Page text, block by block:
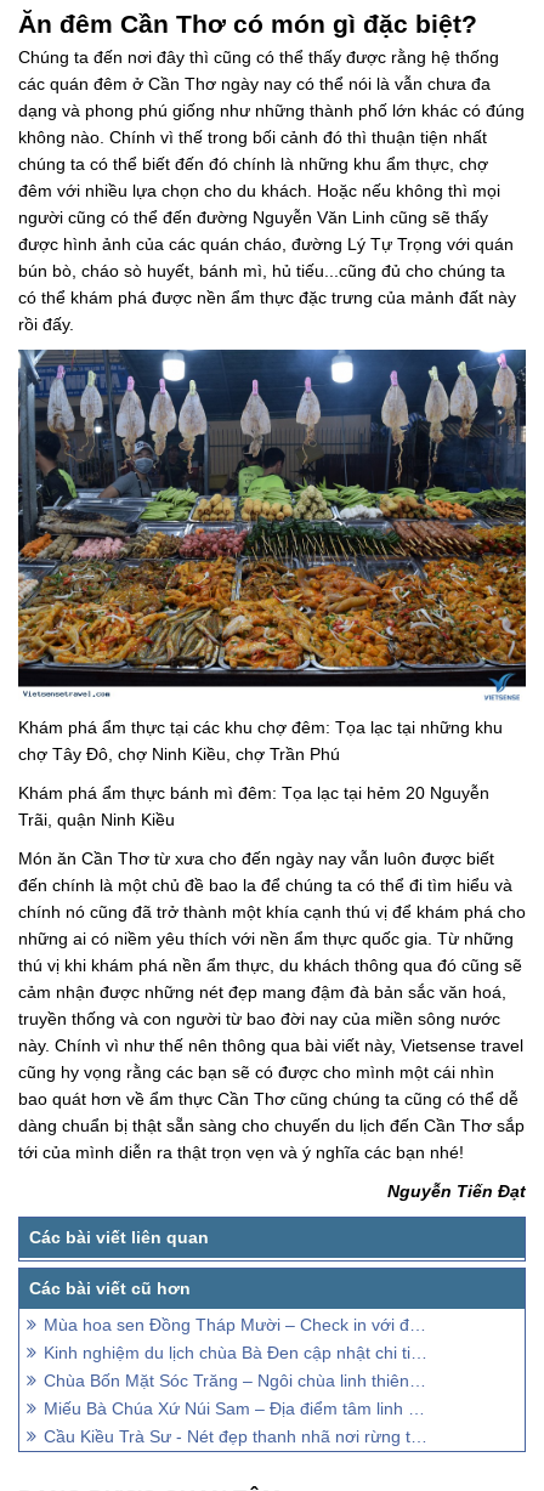
Ăn đêm Cần Thơ có món gì đặc biệt?
Chúng ta đến nơi đây thì cũng có thể thấy được rằng hệ thống
các quán đêm ở Cần Thơ ngày nay có thể nói là vẫn chưa đa
dạng và phong phú giống như những thành phố lớn khác có đúng
không nào. Chính vì thế trong bối cảnh đó thì thuận tiện nhất
chúng ta có thể biết đến đó chính là những khu ẩm thực, chợ
đêm với nhiều lựa chọn cho du khách. Hoặc nếu không thì mọi
người cũng có thể đến đường Nguyễn Văn Linh cũng sẽ thấy
được hình ảnh của các quán cháo, đường Lý Tự Trọng với quán
bún bò, cháo sò huyết, bánh mì, hủ tiếu...cũng đủ cho chúng ta
có thể khám phá được nền ẩm thực đặc trưng của mảnh đất này
rồi đấy.
Khám phá ẩm thực tại các khu chợ đêm: Tọa lạc tại những khu
chợ Tây Đô, chợ Ninh Kiều, chợ Trần Phú
Khám phá ẩm thực bánh mì đêm: Tọa lạc tại hẻm 20 Nguyễn
Trãi, quận Ninh Kiều
Món ăn Cần Thơ từ xưa cho đến ngày nay vẫn luôn được biết
đến chính là một chủ đề bao la để chúng ta có thể đi tìm hiểu và
chính nó cũng đã trở thành một khía cạnh thú vị để khám phá cho
những ai có niềm yêu thích với nền ẩm thực quốc gia. Từ những
thú vị khi khám phá nền ẩm thực, du khách thông qua đó cũng sẽ
cảm nhận được những nét đẹp mang đậm đà bản sắc văn hoá,
truyền thống và con người từ bao đời nay của miền sông nước
này. Chính vì như thế nên thông qua bài viết này, Vietsense travel
cũng hy vọng rằng các bạn sẽ có được cho mình một cái nhìn
bao quát hơn về ẩm thực Cần Thơ cũng chúng ta cũng có thể dễ
dàng chuẩn bị thật sẵn sàng cho chuyến du lịch đến Cần Thơ sắp
tới của mình diễn ra thật trọn vẹn và ý nghĩa các bạn nhé!
Nguyễn Tiến Đạt
Mùa hoa sen Đồng Tháp Mười – Check in với đồng bát ngát bình yên
Kinh nghiệm du lịch chùa Bà Đen cập nhật chi tiết nhất
Chùa Bốn Mặt Sóc Trăng – Ngôi chùa linh thiêng miền Tây Nam Bộ
Miếu Bà Chúa Xứ Núi Sam – Địa điểm tâm linh nổi tiếng An Giang
Cầu Kiều Trà Sư - Nét đẹp thanh nhã nơi rừng tràm